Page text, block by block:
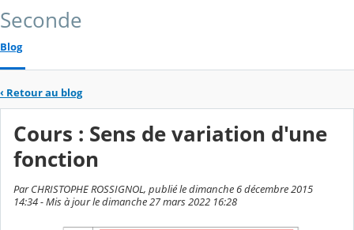
Seconde
Blog
‹ Retour au blog
Cours : Sens de variation d'une
fonction
Par CHRISTOPHE ROSSIGNOL, publié le dimanche 6 décembre 2015
14:34 - Mis à jour le dimanche 27 mars 2022 16:28